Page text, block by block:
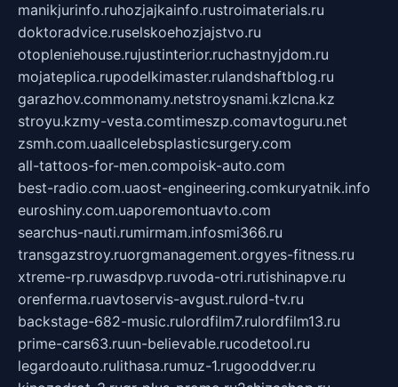
manikjurinfo.ruhozjajkainfo.rustroimaterials.ru
doktoradvice.ruselskoehozjajstvo.ru
otopleniehouse.rujustinterior.ruchastnyjdom.ru
mojateplica.rupodelkimaster.rulandshaftblog.ru
garazhov.commonamy.netstroysnami.kzlcna.kz
stroyu.kzmy-vesta.comtimeszp.comavtoguru.net
zsmh.com.uaallcelebsplasticsurgery.com
all-tattoos-for-men.compoisk-auto.com
best-radio.com.uaost-engineering.comkuryatnik.info
euroshiny.com.uaporemontuavto.com
searchus-nauti.rumirmam.infosmi366.ru
transgazstroy.ruorgmanagement.orgyes-fitness.ru
xtreme-rp.ruwasdpvp.ruvoda-otri.rutishinapve.ru
orenferma.ruavtoservis-avgust.rulord-tv.ru
backstage-682-music.rulordfilm7.rulordfilm13.ru
prime-cars63.ruun-believable.rucodetool.ru
legardoauto.rulithasa.rumuz-1.rugooddver.ru